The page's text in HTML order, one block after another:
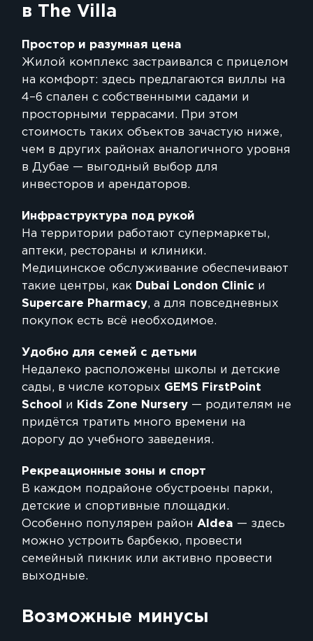
в The Villa
Простор и разумная цена
Жилой комплекс застраивался с прицелом
на комфорт: здесь предлагаются виллы на
4–6 спален с собственными садами и
просторными террасами. При этом
стоимость таких объектов зачастую ниже,
чем в других районах аналогичного уровня
в Дубае — выгодный выбор для
инвесторов и арендаторов.
Инфраструктура под рукой
На территории работают супермаркеты,
аптеки, рестораны и клиники.
Медицинское обслуживание обеспечивают
такие центры, как Dubai London Clinic и
Supercare Pharmacy, а для повседневных
покупок есть всё необходимое.
Удобно для семей с детьми
Недалеко расположены школы и детские
сады, в числе которых GEMS FirstPoint
School
и Kids Zone Nursery— родителям не
придётся тратить много времени на
дорогу до учебного заведения.
Рекреационные зоны и спорт
В каждом подрайоне обустроены парки,
детские и спортивные площадки.
Особенно популярен район Aldea — здесь
можно устроить барбекю, провести
семейный пикник или активно провести
выходные.
Возможные минусы